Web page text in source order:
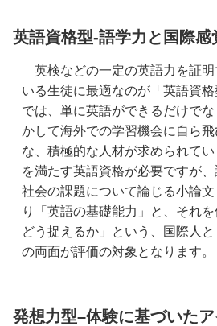
英語資格型-語学力と国際感
英検などの一定の英語力を証明
いる生徒に最適なのが「英語資
では、単に英語ができるだけで
かして海外での学習機会に自ら
な、積極的な人材が求められて
を満たす英語資格が必要ですが
社会の課題について論じる小論
り「英語の基礎能力」と、それ
どう捉えるか」という、国際人
の両面が評価の対象となります。
発想力型–体験に基づいた